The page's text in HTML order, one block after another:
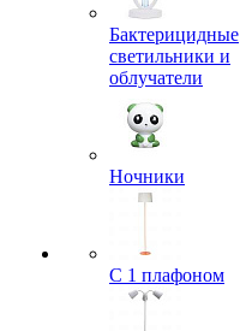
Бактерицидные
светильники и
облучатели
Ночники
С 1 плафоном